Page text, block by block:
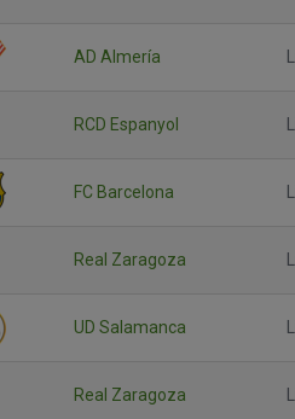
AD Almería
RCD Espanyol
FC Barcelona
Real Zaragoza
UD Salamanca
Real Zaragoza